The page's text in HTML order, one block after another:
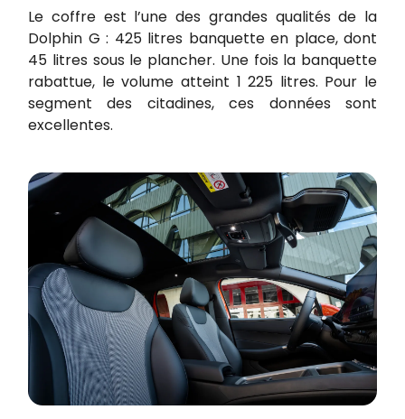
Le coffre est l’une des grandes qualités de la
Dolphin G : 425 litres banquette en place, dont
45 litres sous le plancher. Une fois la banquette
rabattue, le volume atteint 1 225 litres. Pour le
segment des citadines, ces données sont
excellentes.